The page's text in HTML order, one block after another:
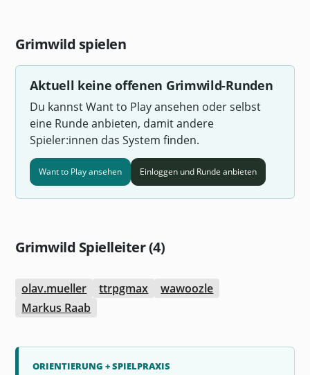
Grimwild spielen
Aktuell keine offenen Grimwild-Runden
Du kannst Want to Play ansehen oder selbst
eine Runde anbieten, damit andere
Spieler:innen das System finden.
Want to Play ansehen Einloggen und Runde anbieten
Grimwild Spielleiter (4)
olav.mueller ttrpgmax
wawoozle
Markus Raab
ORIENTIERUNG + SPIELPRAXIS